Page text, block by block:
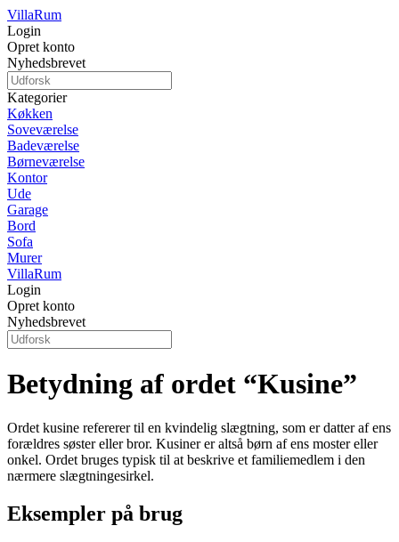
VillaRum
Login
Opret konto
Nyhedsbrevet
Kategorier
Køkken
Soveværelse
Badeværelse
Børneværelse
Kontor
Ude
Garage
Bord
Sofa
Murer
VillaRum
Login
Opret konto
Nyhedsbrevet
Betydning af ordet “Kusine”
Ordet kusine refererer til en kvindelig slægtning, som er datter af ens
forældres søster eller bror. Kusiner er altså børn af ens moster eller
onkel. Ordet bruges typisk til at beskrive et familiemedlem i den
nærmere slægtningesirkel.
Eksempler på brug